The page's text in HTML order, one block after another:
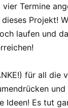
Termine
Projekt!
laufen und
für all
Ideen! Es tut